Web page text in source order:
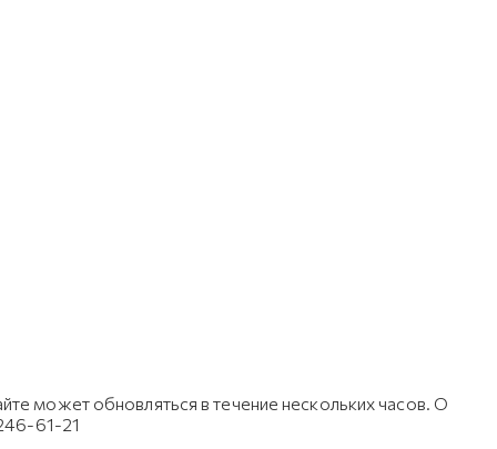
может обновляться в течение нескольких часов. О
61-21